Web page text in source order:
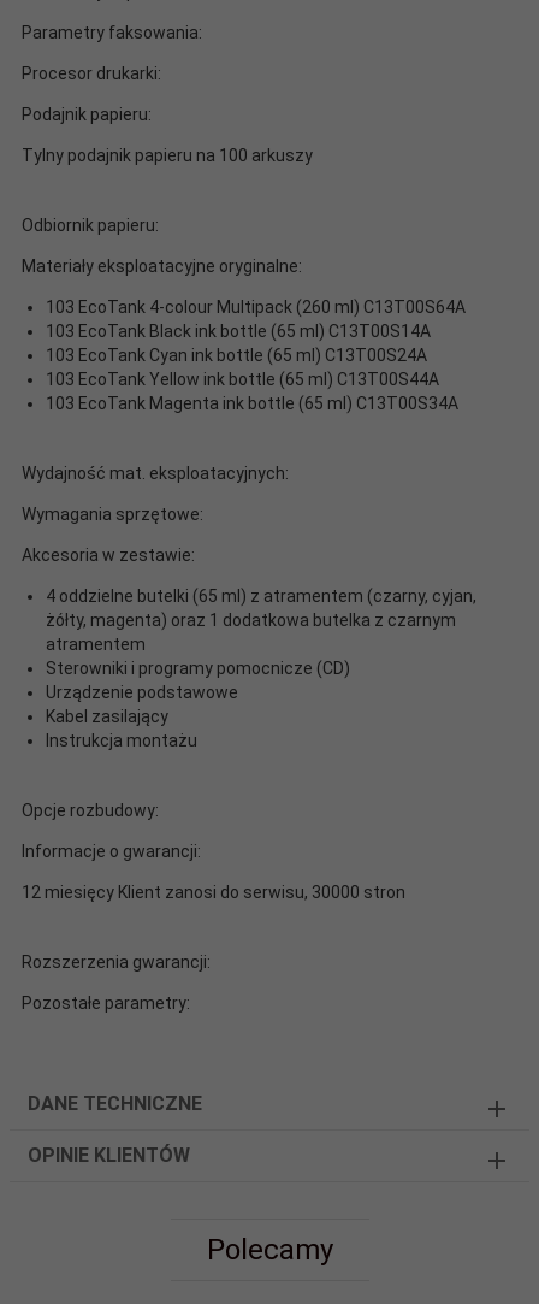
Parametry faksowania:
Procesor drukarki:
Podajnik papieru:
Tylny podajnik papieru na 100 arkuszy
Odbiornik papieru:
Materiały eksploatacyjne oryginalne:
103 EcoTank 4-colour Multipack (260 ml) C13T00S64A
103 EcoTank Black ink bottle (65 ml) C13T00S14A
103 EcoTank Cyan ink bottle (65 ml) C13T00S24A
103 EcoTank Yellow ink bottle (65 ml) C13T00S44A
103 EcoTank Magenta ink bottle (65 ml) C13T00S34A
Wydajność mat. eksploatacyjnych:
Wymagania sprzętowe:
Akcesoria w zestawie:
4 oddzielne butelki (65 ml) z atramentem (czarny, cyjan,
żółty, magenta) oraz 1 dodatkowa butelka z czarnym
atramentem
Sterowniki i programy pomocnicze (CD)
Urządzenie podstawowe
Kabel zasilający
Instrukcja montażu
Opcje rozbudowy:
Informacje o gwarancji:
12 miesięcy Klient zanosi do serwisu, 30000 stron
Rozszerzenia gwarancji:
Pozostałe parametry:
DANE TECHNICZNE
OPINIE KLIENTÓW
Polecamy